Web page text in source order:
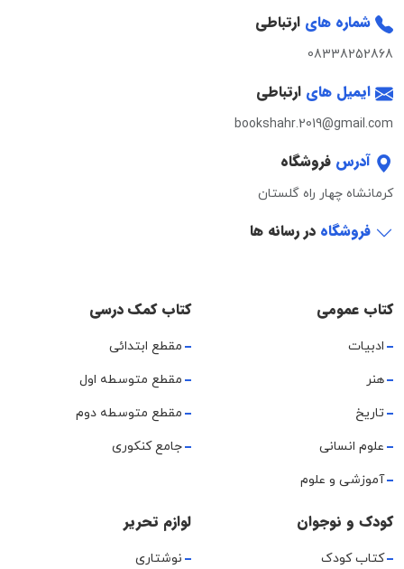
شماره های ارتباطی
08338252868
ایمیل های ارتباطی
bookshahr.2019@gmail.com
آدرس فروشگاه
کرمانشاه چهار راه گلستان
فروشگاه در رسانه ها
کتاب عمومی
ادبیات
هنر
تاریخ
علوم انسانی
آموزشی و علوم
کتاب کمک درسی
مقطع ابتدائی
مقطع متوسطه اول
مقطع متوسطه دوم
جامع کنکوری
کودک و نوجوان
کتاب کودک
لوازم تحریر
نوشتاری